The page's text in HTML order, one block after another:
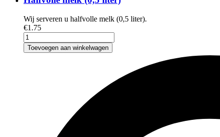
Wij serveren u halfvolle melk (0,5 liter).
€1 .75
Toevoegen aan winkelwagen